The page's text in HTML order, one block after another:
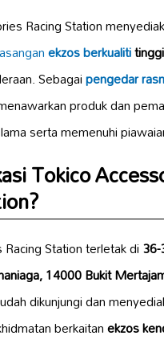
Racing Station
ekzos berkualititinggi
Sebagaipengedar
produk dan
serta memenuhi
Tokico
Station terletak di
14000 Bukit
dikunjungi dan
berkaitanekzos